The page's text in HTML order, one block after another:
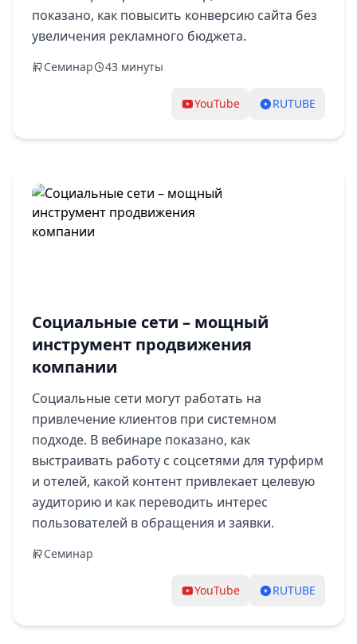
показано, как повысить конверсию сайта без
увеличения рекламного бюджета.
Семинар 43 минуты
YouTube RUTUBE
Социальные сети – мощный
инструмент продвижения
компании
Социальные сети могут работать на
привлечение клиентов при системном
подходе. В вебинаре показано, как
выстраивать работу с соцсетями для турфирм
и отелей, какой контент привлекает целевую
аудиторию и как переводить интерес
пользователей в обращения и заявки.
Семинар
YouTube RUTUBE